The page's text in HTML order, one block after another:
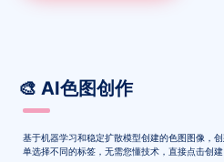
🎨 AI色图创作
基于机器学习和稳定扩散模型创建的色图图像，
单选择不同的标签，无需您懂技术，直接点击创建